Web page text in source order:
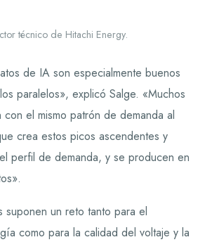
técnico de Hitachi Energy.
de IA son especialmente buenos
paralelos», explicó Salge. «Muchos
el mismo patrón de demanda al
crea estos picos ascendentes y
perfil de demanda, y se producen en
suponen un reto tanto para el
como para la calidad del voltaje y la